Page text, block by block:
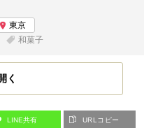
東京
和菓子
く
LINE共有 URLコピー